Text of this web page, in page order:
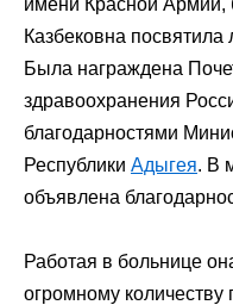
имени Красной Армии,
Казбековна
Была награждена
здравоохранения
благодарностями
Республики Адыгея. В
объявлена
Работая в больнице
огромному количеству